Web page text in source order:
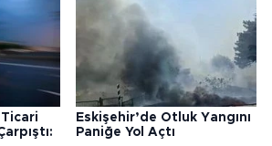
Eskişehir’de Otluk Yangını
Paniğe Yol Açtı